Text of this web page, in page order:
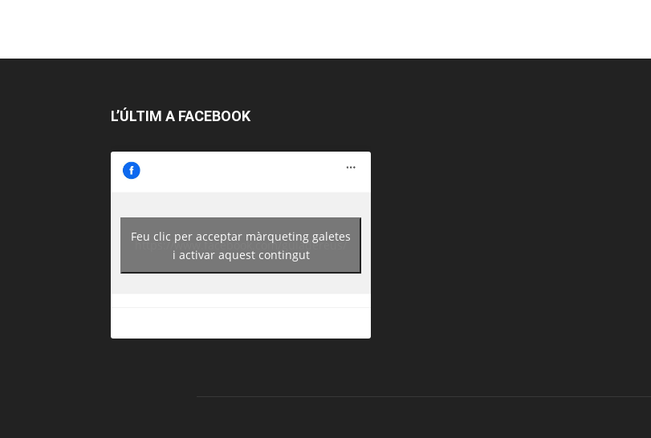
L’ÚLTIM A FACEBOOK
https://www.facebook.com/guiadereus/
Feu clic per acceptar màrqueting galetes
i activar aquest contingut